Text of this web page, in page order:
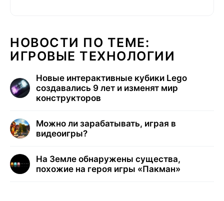
НОВОСТИ ПО ТЕМЕ:
ИГРОВЫЕ ТЕХНОЛОГИИ
Новые интерактивные кубики Lego
создавались 9 лет и изменят мир
конструкторов
Можно ли зарабатывать, играя в
видеоигры?
На Земле обнаружены существа,
похожие на героя игры «Пакман»